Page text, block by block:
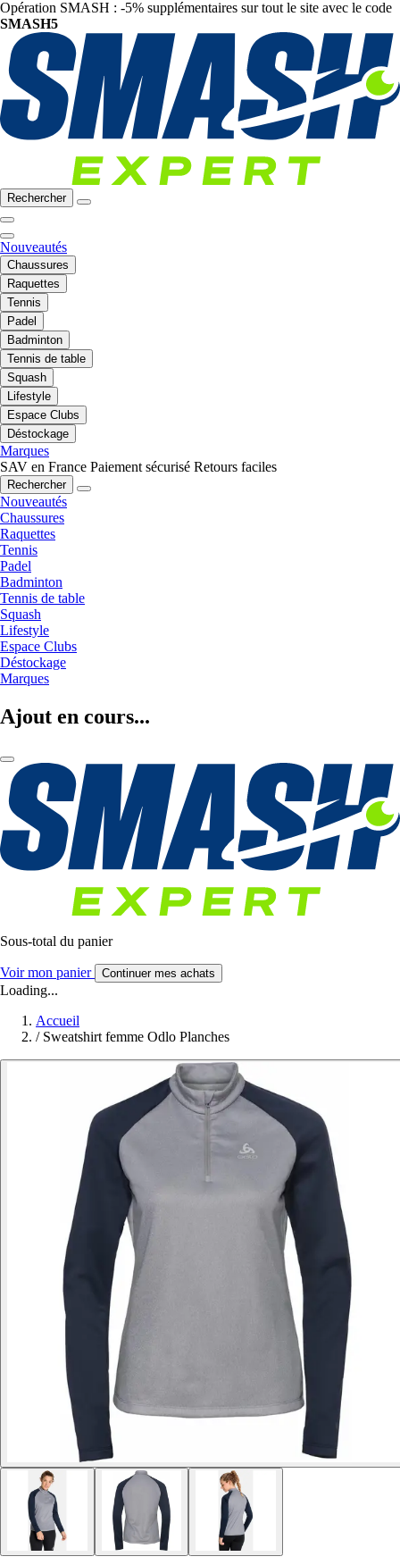
Opération SMASH : -5% supplémentaires sur tout le site avec le code
SMASH5
Rechercher
Nouveautés
Chaussures
Raquettes
Tennis
Padel
Badminton
Tennis de table
Squash
Lifestyle
Espace Clubs
Déstockage
Marques
SAV en France Paiement sécurisé Retours faciles
Rechercher
Nouveautés
Chaussures
Raquettes
Tennis
Padel
Badminton
Tennis de table
Squash
Lifestyle
Espace Clubs
Déstockage
Marques
Ajout en cours...
Sous-total du panier
Voir mon panier Continuer mes achats
Loading...
Accueil
/ Sweatshirt femme Odlo Planches